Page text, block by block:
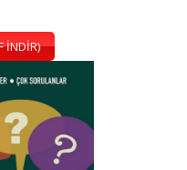
İNDİR)